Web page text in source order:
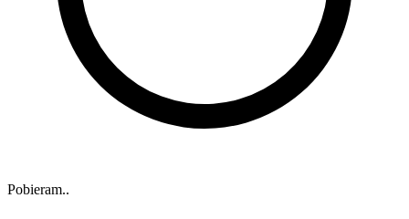
Pobieram..